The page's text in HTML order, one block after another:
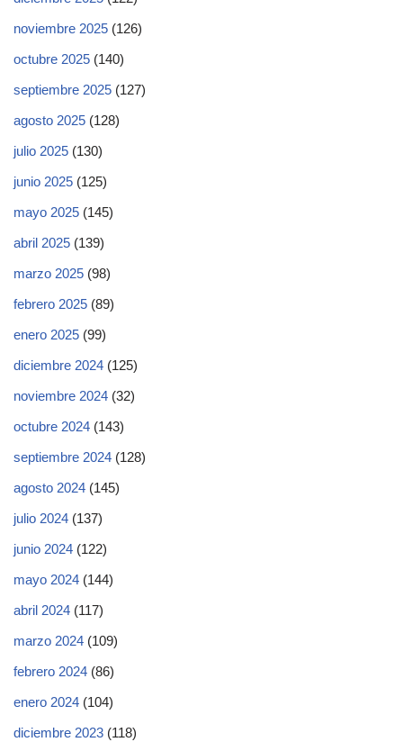
noviembre 2025 (126)
octubre 2025 (140)
septiembre 2025 (127)
agosto 2025 (128)
julio 2025 (130)
junio 2025 (125)
mayo 2025 (145)
abril 2025 (139)
marzo 2025 (98)
febrero 2025 (89)
enero 2025 (99)
diciembre 2024 (125)
noviembre 2024 (32)
octubre 2024 (143)
septiembre 2024 (128)
agosto 2024 (145)
julio 2024 (137)
junio 2024 (122)
mayo 2024 (144)
abril 2024 (117)
marzo 2024 (109)
febrero 2024 (86)
enero 2024 (104)
diciembre 2023 (118)